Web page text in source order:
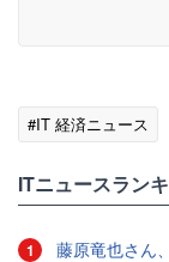
#IT 経済ニュース
ITニュースラン
1 藤原竜也さん、「SKYSEA